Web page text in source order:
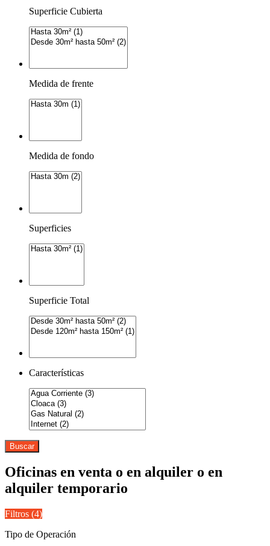
Superficie Cubierta
Medida de frente
Medida de fondo
Superficies
Superficie Total
Características
Buscar
Oficinas en venta o en alquiler o en
alquiler temporario
Filtros (4)
Tipo de Operación